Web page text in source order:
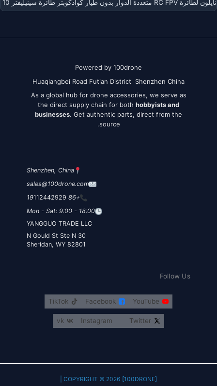
Powered by 100drone
Huaqiangbei Road Futian District Shenzhen China
As a global hub for drone accessories, we serve as
the direct supply chain for both hobbyists and
businesses. Get authentic parts, direct from the
source.
Shenzhen, China
sales@100drone.com
+86 19
112442929
Mon - Sat: 9:00 - 18:00
YANGGUO TRADE LLC
30 N Gould St Ste N
Sheridan, WY 82801
Follow Us
YouTube
Facebook
TikTok
Twitter
Instagram
vk
COPYRIGHT © 2026 [100DRONE] |